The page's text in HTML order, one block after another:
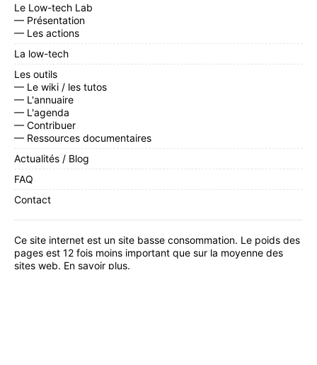
Le Low-tech Lab
— Présentation
— Les actions
La low-tech
Les outils
— Le wiki / les tutos
— L'annuaire
— L'agenda
— Contribuer
— Ressources documentaires
Actualités / Blog
FAQ
Contact
Ce site internet est un site basse consommation. Le poids des
pages est 12 fois moins important que sur la moyenne des
sites web. En savoir plus.